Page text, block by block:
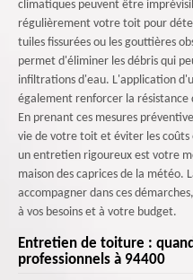
climatiques peuvent être
régulièrement votre toit pour
tuiles fissurées ou les gouttières
permet d'éliminer les débris qui
infiltrations d'eau. L'application
également renforcer la
En prenant ces mesures
vie de votre toit et éviter les coûts
un entretien rigoureux est votre
maison des caprices de la météo.
accompagner dans ces
à vos besoins et à votre budget.
Entretien de toiture :
professionnels à 94400